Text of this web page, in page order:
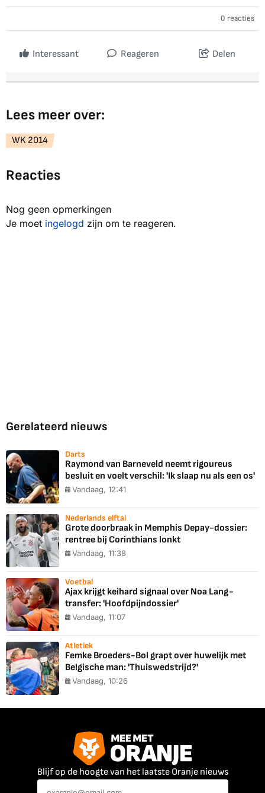
0 reacties
Interessant Reageren Delen
Lees meer over:
WK 2014
Reacties
Nog geen opmerkingen
Je moet ingelogd zijn om te reageren.
Gerelateerd nieuws
Darts
Raymond van Barneveld neemt rigoureus
besluit en voelt verschil: 'Ik slaap nu als een os'
Vandaag, 12:41
Nederlands elftal
Grote doorbraak in Memphis Depay-dossier:
rentree bij Corinthians lonkt
Vandaag, 11:38
Voetbal
Ajax krijgt keihard signaal over Noa Lang-
transfer: 'Hoofdpijndossier'
Vandaag, 11:07
Atletiek
Femke Broeders-Bol grapt over huwelijk met
Belgische man: 'Thuiswedstrijd?'
Vandaag, 10:26
Blijf op de hoogte van het laatste Oranje nieuws